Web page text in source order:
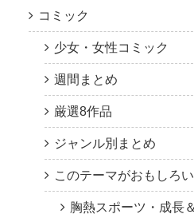
コミック
少女・女性コミック
週間まとめ
厳選8作品
ジャンル別まとめ
このテーマがおもしろい
胸熱スポーツ・成長